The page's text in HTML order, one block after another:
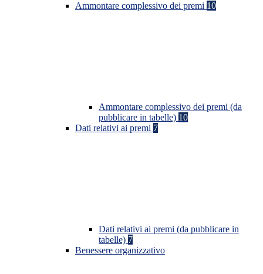
Ammontare complessivo dei premi 10
Ammontare complessivo dei premi (da
pubblicare in tabelle) 10
Dati relativi ai premi 7
Dati relativi ai premi (da pubblicare in
tabelle) 7
Benessere organizzativo